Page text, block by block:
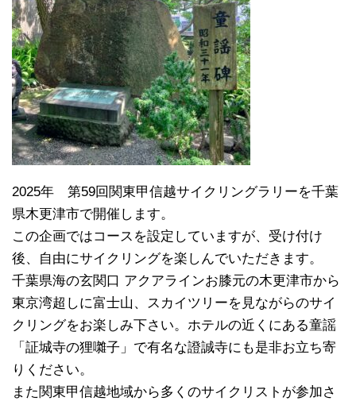
2025年 第59回関東甲信越サイクリングラリーを千葉
県木更津市で開催します。
この企画ではコースを設定していますが、受け付け
後、自由にサイクリングを楽しんでいただきます。
千葉県海の玄関口 アクアラインお膝元の木更津市から
東京湾超しに富士山、スカイツリーを見ながらのサイ
クリングをお楽しみ下さい。ホテルの近くにある童謡
「証城寺の狸囃子」で有名な證誠寺にも是非お立ち寄
りください。
また関東甲信越地域から多くのサイクリストが参加さ